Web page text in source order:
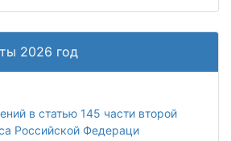
2026 год
в статью 145 части второй
Российской Федераци